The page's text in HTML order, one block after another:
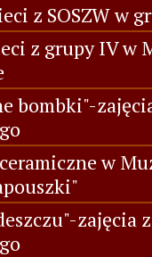
z SOSZW w
z grupy IV w
bombki"-
w
zajęcia